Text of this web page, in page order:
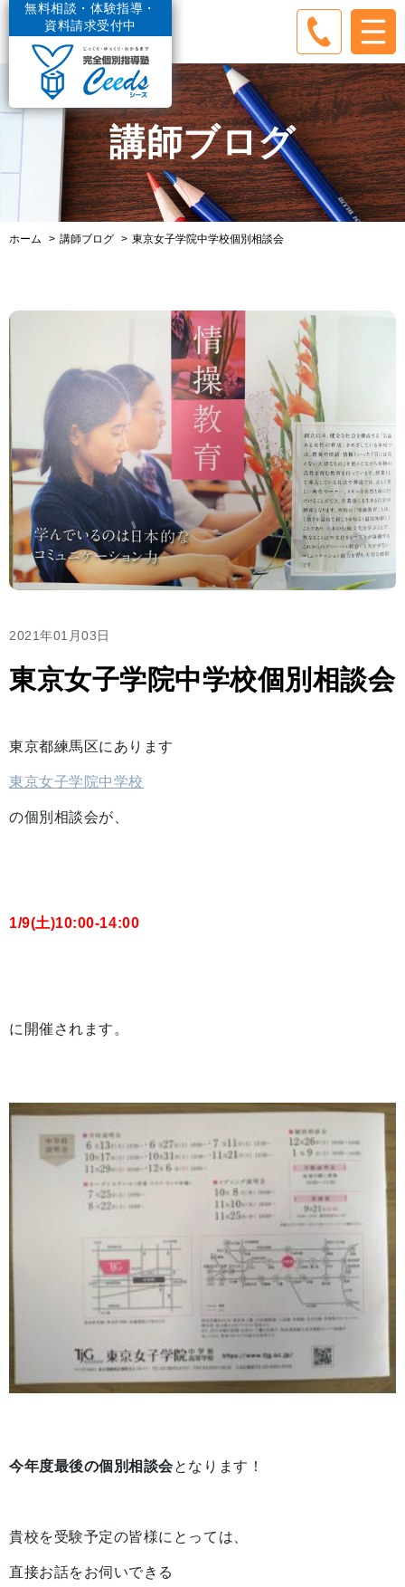
無料相談・体験指導・
資料請求受付中
講師ブログ
ホーム 講師ブログ 東京女子学院中学校個別相談会
2021年01月03日
東京女子学院中学校個別相談会
東京都練馬区にあります
東京女子学院中学校
の個別相談会が、
1/9(土)10:00-14:00
に開催されます。
今年度最後の個別相談会となります！
貴校を受験予定の皆様にとっては、
直接お話をお伺いできる